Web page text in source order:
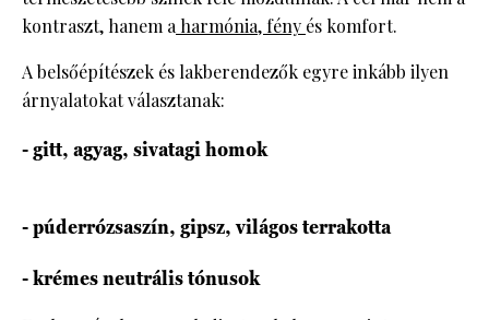
kontraszt, hanem a harmónia, fény és komfort.
A belsőépítészek és lakberendezők egyre inkább ilyen
árnyalatokat választanak:
- gitt, agyag, sivatagi homok
- púderrózsaszín, gipsz, világos terrakotta
- krémes neutrális tónusok